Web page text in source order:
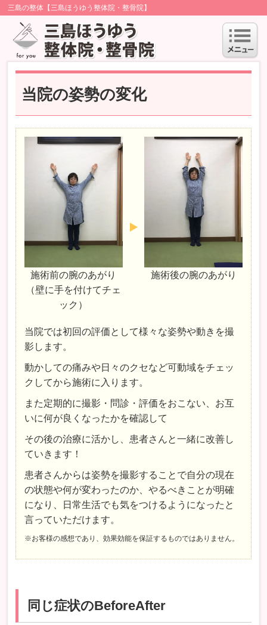
三島の整体【三島ほうゆう整体院・整骨院】
当院の姿勢の変化
施術前の腕のあがり
（壁に手を付けてチェ
ック）
施術後の腕のあがり
当院では初回の評価として様々な姿勢や動きを撮
影します。
動かしての痛みや日々のクセなど可動域をチェッ
クしてから施術に入ります。
また定期的に撮影・問診・評価をおこない、お互
いに何が良くなったかを確認して
その後の治療に活かし、患者さんと一緒に改善し
ていきます！
患者さんからは姿勢を撮影することで自分の現在
の状態や何が変わったのか、やるべきことが明確
になり、日常生活でも気をつけるようになったと
言っていただけます。
※お客様の感想であり、効果効能を保証するものではありません。
同じ症状のBeforeAfter